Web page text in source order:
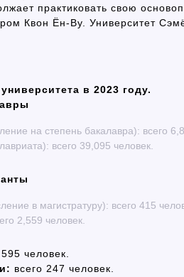
практиковать свою
Квон Ён-Ву. Университет
в 2023 году.
на степень бакалавра): всего
всего 39,095 человек.
в магистратуру): всего 415
2,559 человек.
595 человек.
всего 247 человек.